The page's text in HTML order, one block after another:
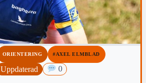
ORIENTERING #AXEL ELMBLAD
Uppdaterad 0